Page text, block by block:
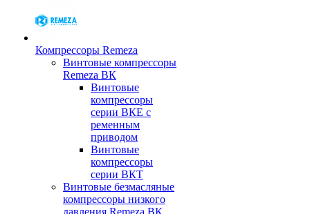
Компрессоры Remeza
Винтовые компрессоры
Remeza ВК
Винтовые
компрессоры
серии ВКЕ с
ременным
приводом
Винтовые
компрессоры
серии ВКТ
Винтовые безмасляные
компрессоры низкого
давления Remeza ВК